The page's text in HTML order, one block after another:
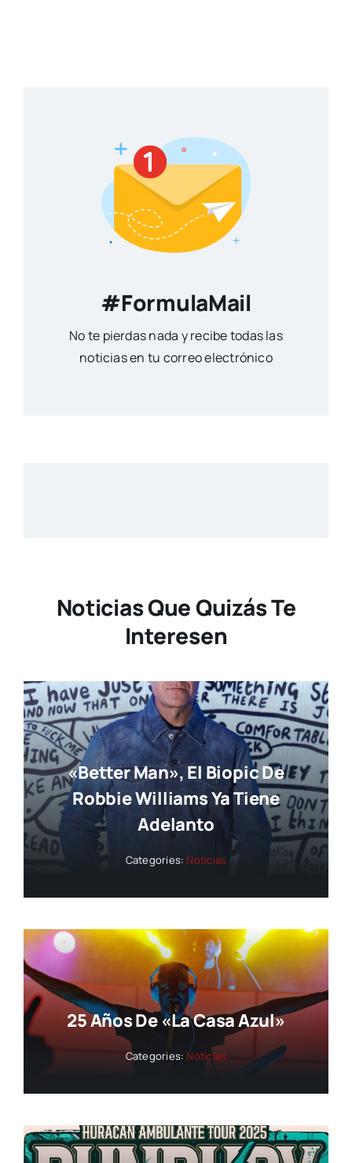
#FormulaMail
No te pierdas nada y recibe todas las
noticias en tu correo electrónico
Noticias Que Quizás Te
Interesen
«Better Man», El Biopic De
Robbie Williams Ya Tiene
Adelanto
Categories: Noticias
25 Años De «La Casa Azul»
Categories: Noticias